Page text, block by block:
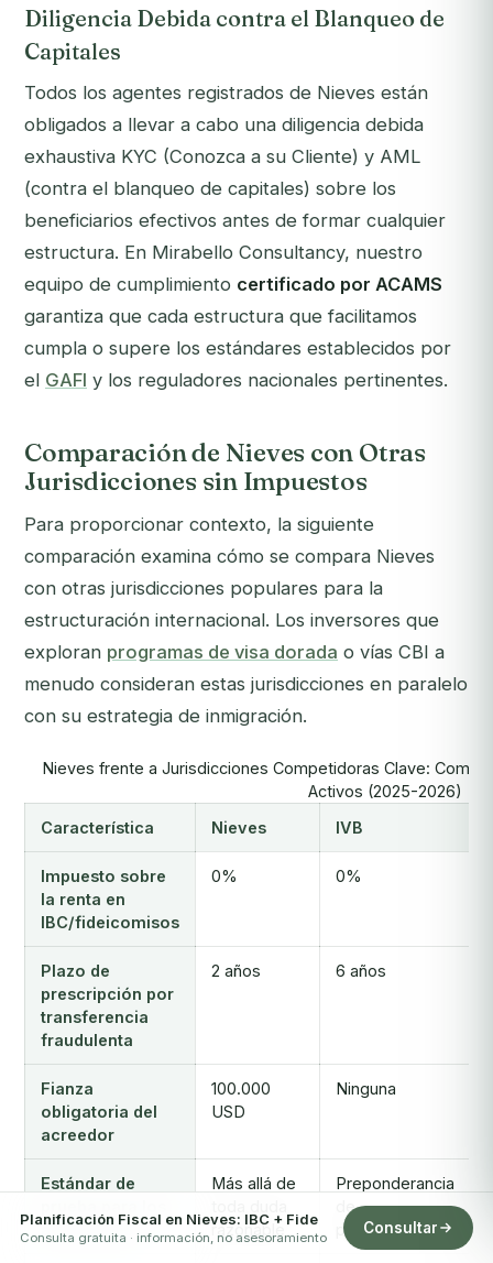
Diligencia Debida contra el Blanqueo de
Capitales
Todos los agentes registrados de Nieves están
obligados a llevar a cabo una diligencia debida
exhaustiva KYC (Conozca a su Cliente) y AML
(contra el blanqueo de capitales) sobre los
beneficiarios efectivos antes de formar cualquier
estructura. En Mirabello Consultancy, nuestro
equipo de cumplimiento certificado por ACAMS
garantiza que cada estructura que facilitamos
cumpla o supere los estándares establecidos por
el GAFI y los reguladores nacionales pertinentes.
Comparación de Nieves con Otras
Jurisdicciones sin Impuestos
Para proporcionar contexto, la siguiente
comparación examina cómo se compara Nieves
con otras jurisdicciones populares para la
estructuración internacional. Los inversores que
exploran programas de visa dorada o vías CBI a
menudo consideran estas jurisdicciones en paralelo
con su estrategia de inmigración.
Nieves frente a Jurisdicciones Competidoras Clave:
Activos (2025-2026)
Característica
Nieves IVB
Impuesto sobre
la renta en
IBC/fideicomisos
0% 0%
Plazo de
prescripción por
transferencia
fraudulenta
2 años 6 años
Fianza
obligatoria del
acreedor
100.000
USD
Ninguna
Estándar de
acreedores
Más allá de
razonable
Preponderancia
de
probabilidades
Planificación Fiscal en Nieves: IBC + Fide
Consulta gratuita · información, no asesoramiento
Consultar